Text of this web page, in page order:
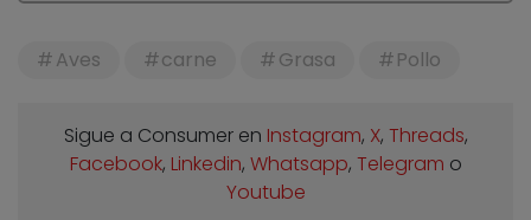
Aves carne Grasa Pollo
Sigue a Consumer en Instagram, X, Threads,
Facebook, Linkedin, Whatsapp, Telegram o
Youtube